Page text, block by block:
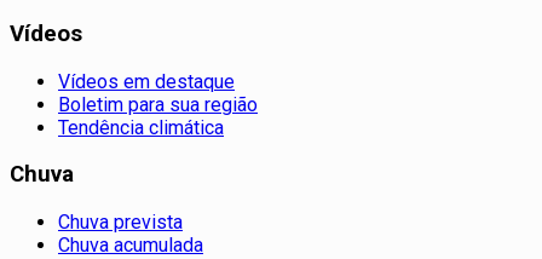
Vídeos
Vídeos em destaque
Boletim para sua região
Tendência climática
Chuva
Chuva prevista
Chuva acumulada